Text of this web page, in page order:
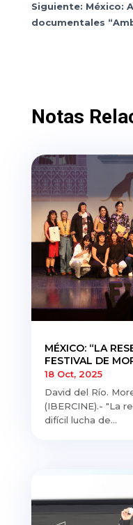
Siguiente: México:
documentales
Notas
MÉXICO: “LA
FESTIVAL DE
18 Oct, 2025
David del Río.
(IBERCINE).- "La
difícil lucha de...